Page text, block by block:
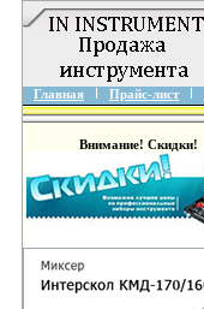
Главная Прайс-лист
Внимание! Скидки!